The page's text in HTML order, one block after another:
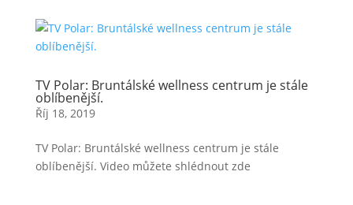
TV Polar: Bruntálské wellness centrum je stále
oblíbenější.
Říj 18, 2019
TV Polar: Bruntálské wellness centrum je stále
oblíbenější. Video můžete shlédnout zde